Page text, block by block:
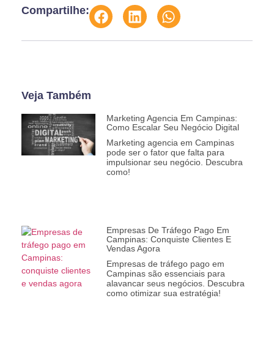
Compartilhe:
Veja Também
Marketing Agencia Em Campinas:
Como Escalar Seu Negócio Digital
Marketing agencia em Campinas
pode ser o fator que falta para
impulsionar seu negócio. Descubra
como!
Empresas De Tráfego Pago Em
Campinas: Conquiste Clientes E
Vendas Agora
Empresas de tráfego pago em
Campinas são essenciais para
alavancar seus negócios. Descubra
como otimizar sua estratégia!